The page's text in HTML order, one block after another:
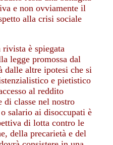
e non ovviamente il
alla crisi sociale
è spiegata
legge promossa dal
dalle altre ipotesi che si
e pietistico
al reddito
di classe nel nostro
salario ai disoccupati è
di lotta contro le
della precarietà e del